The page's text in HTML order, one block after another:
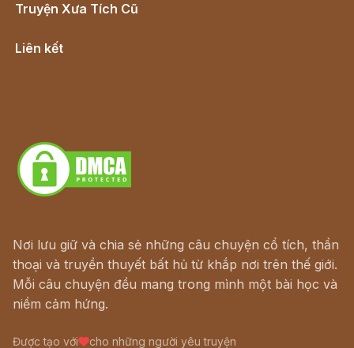
Truyện Xưa Tích Cũ
Liên kết
Nơi lưu giữ và chia sẻ những câu chuyện cổ tích, thần
thoại và truyền thuyết bất hủ từ khắp nơi trên thế giới.
Mỗi câu chuyện đều mang trong mình một bài học và
niềm cảm hứng.
Được tạo với cho những người yêu truyện